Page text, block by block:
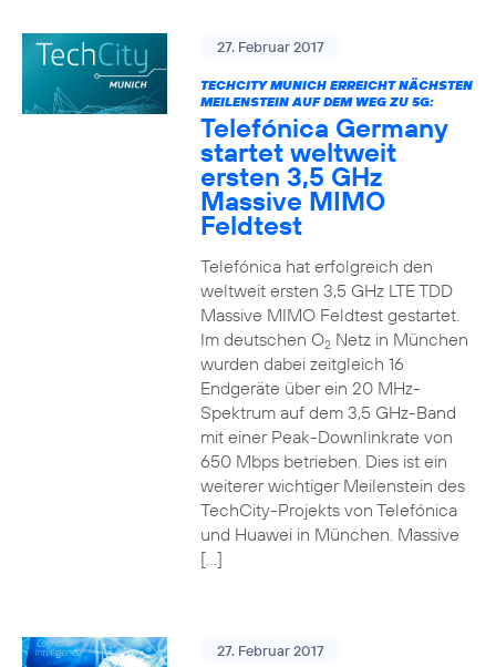
27. Februar 2017
TECHCITY MUNICH ERREICHT NÄCHSTEN
MEILENSTEIN AUF DEM WEG ZU 5G:
Telefónica Germany
startet weltweit
ersten 3,5 GHz
Massive MIMO
Feldtest
Telefónica hat erfolgreich den
weltweit ersten 3,5 GHz LTE TDD
Massive MIMO Feldtest gestartet.
Im deutschen O2Netz in München
wurden dabei zeitgleich 16
Endgeräte über ein 20 MHz-
Spektrum auf dem 3,5 GHz-Band
mit einer Peak-Downlinkrate von
650 Mbps betrieben. Dies ist ein
weiterer wichtiger Meilenstein des
TechCity-Projekts von Telefónica
und Huawei in München. Massive
[…]
27. Februar 2017